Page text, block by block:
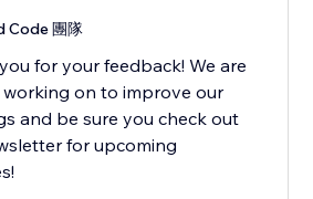
Code 團隊
for your feedback! We are
working on to improve our
and be sure you check out
for upcoming